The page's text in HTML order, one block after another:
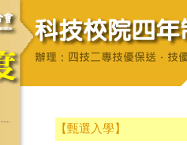
【甄選入學】